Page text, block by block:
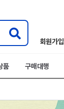
회원가입
품 구매대행